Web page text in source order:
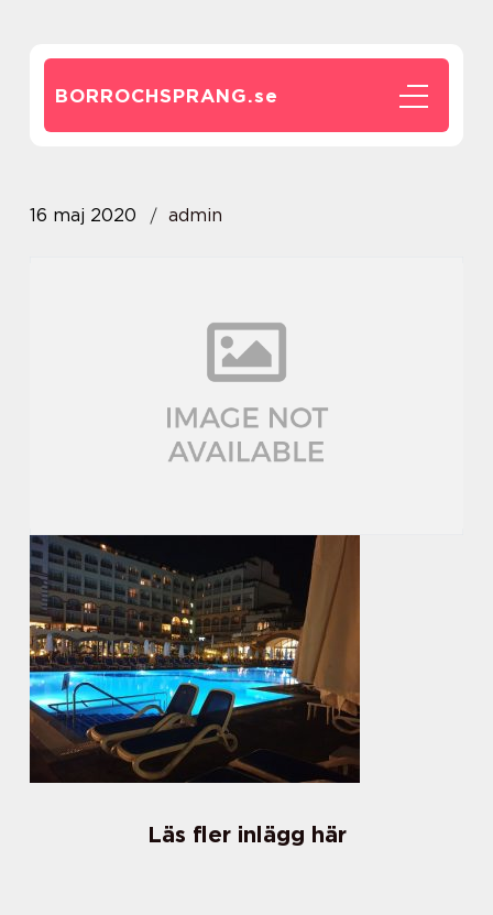
BORROCHSPRANG.se
16 maj 2020 admin
Läs fler inlägg här